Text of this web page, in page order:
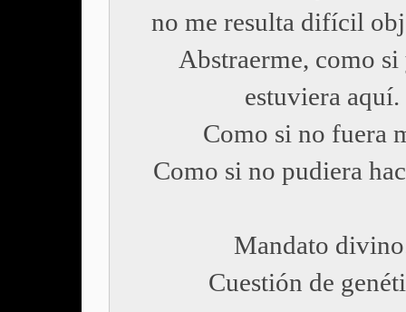
no me resulta difícil
Abstraerme, como
estuviera aquí.
Como si no fuera
Como si no pudiera
Mandato
Cuestión de